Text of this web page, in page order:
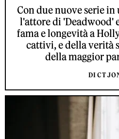
Con due nuove serie in
l'attore di 'Deadwood'
fama e longevità a
cattivi, e della verità
della maggior
DI CT